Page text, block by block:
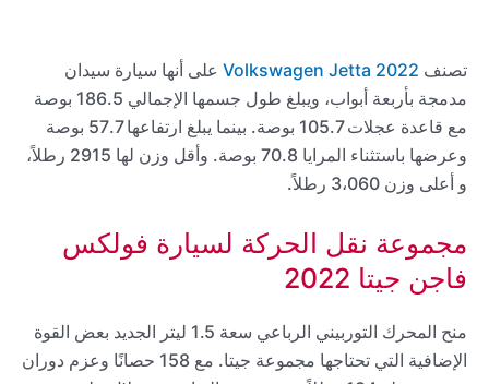
تصنف 2022 Volkswagen Jetta
على أنها سيارة سيدان
مدمجة بأربعة أبواب، ويبلغ طول جسمها الإجمالي 186.5 بوصة
مع قاعدة عجلات 105.7 بوصة. بينما يبلغ ارتفاعها 57.7 بوصة
وعرضها باستثناء المرايا 70.8 بوصة. وأقل وزن لها 2915 رطلاً،
و أعلى وزن 3،060 رطلاً.
مجموعة نقل الحركة لسيارة فولكس
فاجن جيتا 2022
منح المحرك التوربيني الرباعي سعة 1.5 ليتر الجديد بعض القوة
الإضافية التي تحتاجها مجموعة جيتا. مع 158 حصانًا وعزم دوران